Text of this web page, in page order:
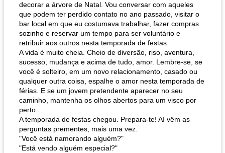
decorar a árvore de Natal. Vou conversar com aqueles
que podem ter perdido contato no ano passado, visitar o
bar local em que eu costumava trabalhar, fazer compras
sozinho e reservar um tempo para ser voluntário e
retribuir aos outros nesta temporada de festas.
A vida é muito cheia. Cheio de diversão, riso, aventura,
sucesso, mudança e acima de tudo, amor. Lembre-se, se
você é solteiro, em um novo relacionamento, casado ou
qualquer outra coisa, espalhe o amor nesta temporada de
férias. E se um jovem pretendente aparecer no seu
caminho, mantenha os olhos abertos para um visco por
perto.
A temporada de festas chegou. Prepara-te! Aí vêm as
perguntas prementes, mais uma vez.
"Você está namorando alguém?"
"Está vendo alguém especial?"